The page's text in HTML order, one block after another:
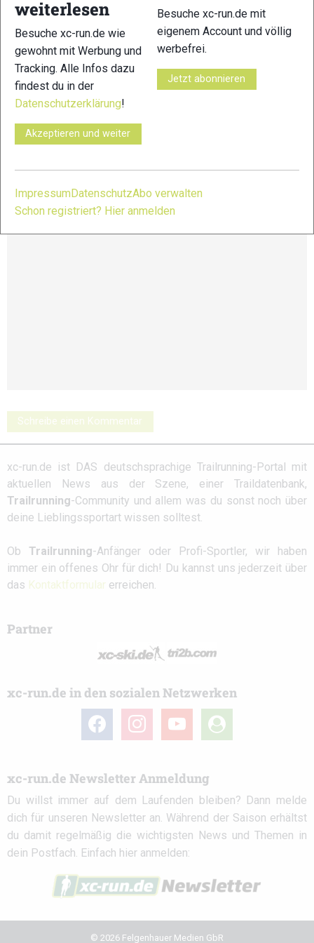
und verspricht wilde Landschaften, zerklüftete Berge und
wunderschöne Täler.
Distanzen:
Ultra Trail di Corsica: 107,9 km – 7.020 HM
Restonica Trail: 67,2 km – 3.900 HM
Le Tavignanu Trail: 32,9 km – 2.270 HM
Giru di Tumbone: 17,3 km – 680 HM
Weitere Infos und Anmeldung unter:
Schreibe einen Kommentar
xc-run.de ist DAS deutschsprachige Trailrunning-Portal mit
aktuellen News aus der Szene, einer Traildatenbank,
Trailrunning-Community und allem was du sonst noch über
deine Lieblingssportart wissen solltest.
Ob Trailrunning-Anfänger oder Profi-Sportler, wir haben
immer ein offenes Ohr für dich! Du kannst uns jederzeit über
das Kontaktformular erreichen.
Partner
xc-run.de in den sozialen Netzwerken
facebook instagramyoutube
user-
circle
xc-run.de Newsletter Anmeldung
Du willst immer auf dem Laufenden bleiben? Dann melde
dich für unseren Newsletter an. Während der Saison erhältst
du damit regelmäßig die wichtigsten News und Themen in
dein Postfach. Einfach hier anmelden:
© 2026 Felgenhauer Medien GbR
weiterlesen
Besuche xc-run.de wie
gewohnt mit Werbung und
Tracking. Alle Infos dazu
findest du in der
Datenschutzerklärung!
Akzeptieren und weiter
Besuche xc-run.de mit
eigenem Account und völlig
werbefrei.
Jetzt abonnieren
Impressum DatenschutzAbo verwalten
Schon registriert? Hier anmelden